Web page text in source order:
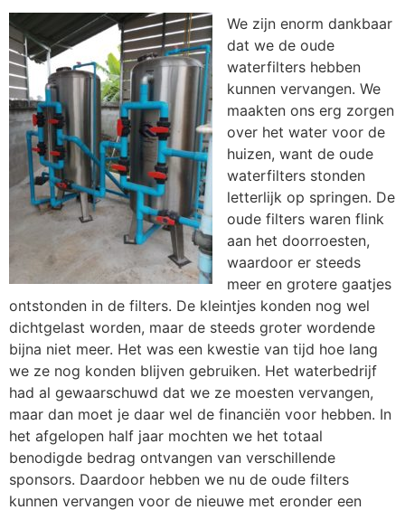
We zijn enorm dankbaar
dat we de oude
waterfilters hebben
kunnen vervangen. We
maakten ons erg zorgen
over het water voor de
huizen, want de oude
waterfilters stonden
letterlijk op springen. De
oude filters waren flink
aan het doorroesten,
waardoor er steeds
meer en grotere gaatjes
ontstonden in de filters. De kleintjes konden nog wel
dichtgelast worden, maar de steeds groter wordende
bijna niet meer. Het was een kwestie van tijd hoe lang
we ze nog konden blijven gebruiken. Het waterbedrijf
had al gewaarschuwd dat we ze moesten vervangen,
maar dan moet je daar wel de financiën voor hebben. In
het afgelopen half jaar mochten we het totaal
benodigde bedrag ontvangen van verschillende
sponsors. Daardoor hebben we nu de oude filters
kunnen vervangen voor de nieuwe met eronder een